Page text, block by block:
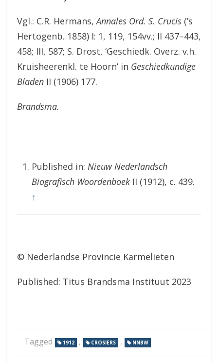
Vgl.: C.R. Hermans,Annales Ord. S. Crucis (’s
Hertogenb. 1858) I: 1, 119, 154vv.; II 437–443,
458; III, 587; S. Drost, ‘Geschiedk. Overz. v.h.
Kruisheerenkl. te Hoorn’ in Geschiedkundige
Bladen II (1906) 177.
Brandsma.
Published in: Nieuw Nederlandsch
Biografisch Woordenboek II (1912), c. 439.
↑
© Nederlandse Provincie Karmelieten
Published: Titus Brandsma Instituut 2023
Tagged 1912 , CROSIERS , NNBW